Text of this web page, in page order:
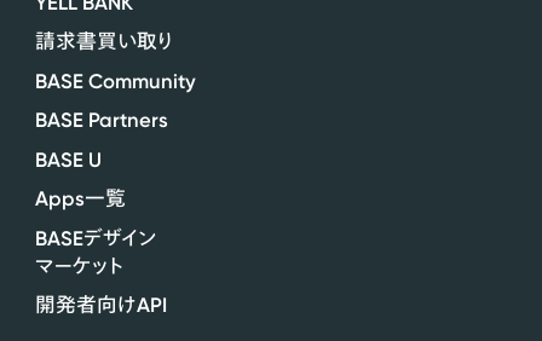
請求書買い取り
BASE Community
BASE Partners
BASE U
Apps一覧
BASEデザイン
マーケット
開発者向けAPI